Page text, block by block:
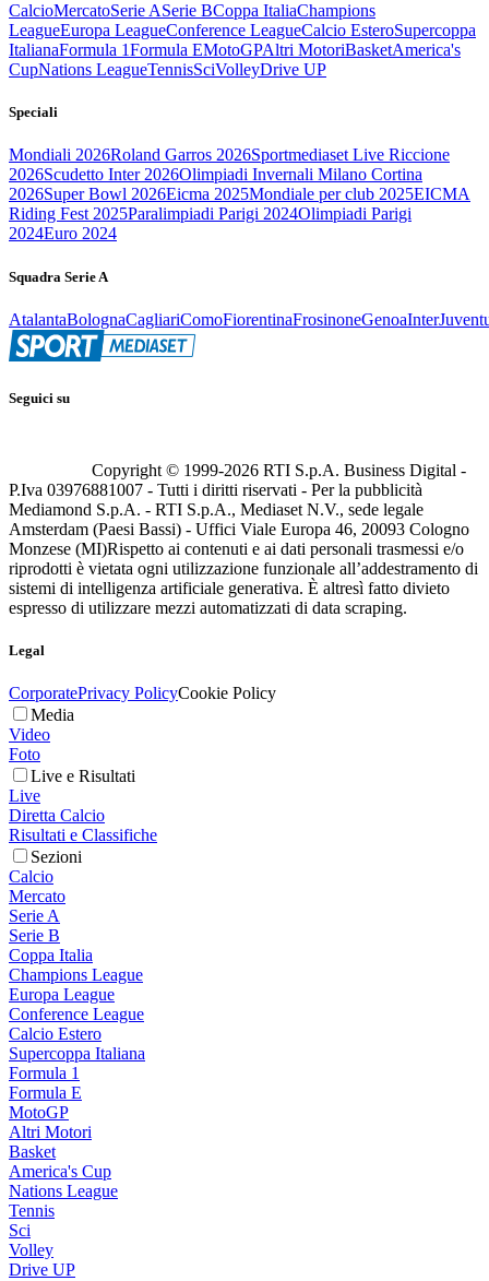
CalcioMercatoSerie ASerie BCoppa ItaliaChampions
LeagueEuropa LeagueConference LeagueCalcio EsteroSupercoppa
ItalianaFormula 1Formula EMotoGPAltri MotoriBasketAmerica's
CupNations LeagueTennisSciVolleyDrive UP
Speciali
Mondiali 2026Roland Garros 2026Sportmediaset Live Riccione
2026Scudetto Inter 2026Olimpiadi Invernali Milano Cortina
2026Super Bowl 2026Eicma 2025Mondiale per club 2025EICMA
Riding Fest 2025Paralimpiadi Parigi 2024Olimpiadi Parigi
2024Euro 2024
Squadra Serie A
AtalantaBolognaCagliariComoFiorentinaFrosinoneGenoaInter
Seguici su
Copyright © 1999-2026 RTI S.p.A. Business Digital -
P.Iva 03976881007 - Tutti i diritti riservati - Per la pubblicità
Mediamond S.p.A. - RTI S.p.A., Mediaset N.V., sede legale
Amsterdam (Paesi Bassi) - Uffici Viale Europa 46, 20093 Cologno
Monzese (MI)Rispetto ai contenuti e ai dati personali trasmessi e/o
riprodotti è vietata ogni utilizzazione funzionale all’addestramento di
sistemi di intelligenza artificiale generativa. È altresì fatto divieto
espresso di utilizzare mezzi automatizzati di data scraping.
Legal
CorporatePrivacy PolicyCookie Policy
Media
Video
Foto
Live e Risultati
Live
Diretta Calcio
Risultati e Classifiche
Sezioni
Calcio
Mercato
Serie A
Serie B
Coppa Italia
Champions League
Europa League
Conference League
Calcio Estero
Supercoppa Italiana
Formula 1
Formula E
MotoGP
Altri Motori
Basket
America's Cup
Nations League
Tennis
Sci
Volley
Drive UP